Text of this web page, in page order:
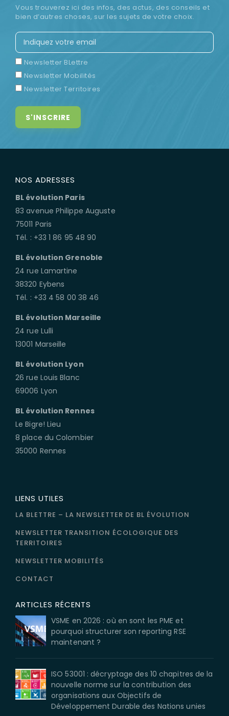
Vous trouverez ici des infos, des actus, des conseils et
bien d’autres choses, sur les sujets de votre choix.
Newsletter BLettre
Newsletter Mobilités
Newsletter Territoires
NOS ADRESSES
BL évolution Paris
83 avenue Philippe Auguste
75011 Paris
Tél. : +33 1 86 95 48 90
BL évolution Grenoble
24 rue Lamartine
38320 Eybens
Tél. : +33 4 58 00 38 46
BL évolution Marseille
24 rue Lulli
13001 Marseille
BL évolution Lyon
26 rue Louis Blanc
69006 Lyon
BL évolution Rennes
Le Bigre! Lieu
8 place du Colombier
35000 Rennes
LIENS UTILES
LA BLETTRE – LA NEWSLETTER DE BL ÉVOLUTION
NEWSLETTER TRANSITION ÉCOLOGIQUE DES
TERRITOIRES
NEWSLETTER MOBILITÉS
CONTACT
ARTICLES RÉCENTS
VSME en 2026 : où en sont les PME et
pourquoi structurer son reporting RSE
maintenant ?
ISO 53001 : décryptage des 10 chapitres de la
nouvelle norme sur la contribution des
organisations aux Objectifs de
Développement Durable des Nations unies